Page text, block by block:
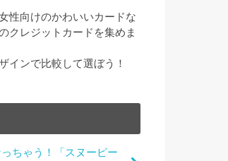
性向けのかわいいカードな
クレジットカードを集めま
インで比較して選ぼう！
ちゃう！「スヌーピー